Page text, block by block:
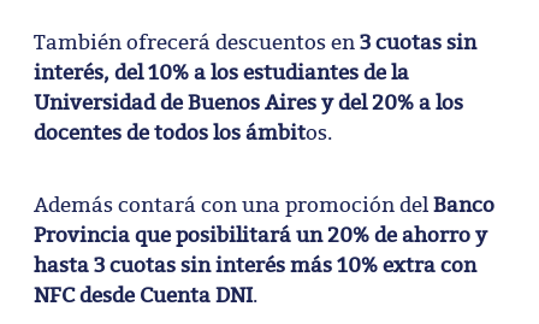
También ofrecerá descuentos en3 cuotas sin
interés, del 10% a los estudiantes de la
Universidad de Buenos Aires y del 20% a los
docentes de todos los ámbitos.
Además contará con una promoción delBanco
Provincia que posibilitará un 20% de ahorro y
hasta 3 cuotas sin interés más 10% extra con
NFC desde Cuenta DNI.